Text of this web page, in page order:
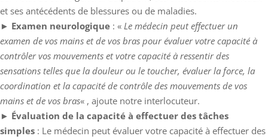
et ses antécédents de blessures ou de maladies.
► Examen neurologique : « Le médecin peut effectuer un
examen de vos mains et de vos bras pour évaluer votre capacité à
contrôler vos mouvements et votre capacité à ressentir des
sensations telles que la douleur ou le toucher, évaluer la force, la
coordination et la capacité de contrôle des mouvements de vos
mains et de vos bras« , ajoute notre interlocuteur.
► Évaluation de la capacité à effectuer des tâches
simples : Le médecin peut évaluer votre capacité à effectuer des